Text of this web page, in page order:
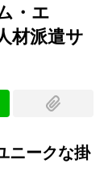
・エ
材派遣サ
ニークな掛